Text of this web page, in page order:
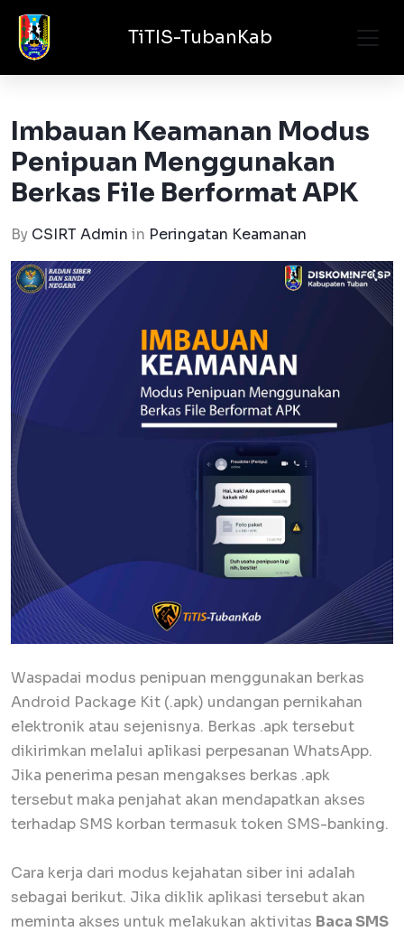
TiTIS-TubanKab
Imbauan Keamanan Modus
Penipuan Menggunakan
Berkas File Berformat APK
By CSIRT Admin in Peringatan Keamanan
Waspadai modus penipuan menggunakan berkas
Android Package Kit (.apk) undangan pernikahan
elektronik atau sejenisnya. Berkas .apk tersebut
dikirimkan melalui aplikasi perpesanan WhatsApp.
Jika penerima pesan mengakses berkas .apk
tersebut maka penjahat akan mendapatkan akses
terhadap SMS korban termasuk token SMS-banking.
Cara kerja dari modus kejahatan siber ini adalah
sebagai berikut. Jika diklik aplikasi tersebut akan
meminta akses untuk melakukan aktivitas Baca SMS